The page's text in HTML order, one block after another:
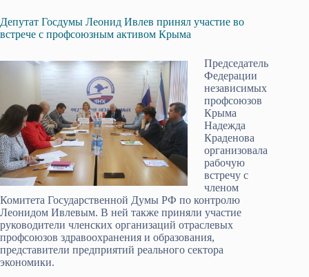
Депутат Госдумы Леонид Ивлев принял участие во
встрече с профсоюзным активом Крыма
Председатель
Федерации
независимых
профсоюзов
Крыма
Надежда
Краденова
организовала
рабочую
встречу с
членом
Комитета Государственной Думы РФ по контролю
Леонидом Ивлевым. В ней также приняли участие
руководители членских организаций отраслевых
профсоюзов здравоохранения и образования,
представители предприятий реального сектора
экономики.